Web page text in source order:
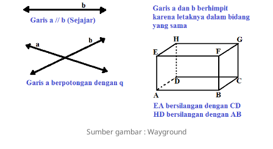
Sumber gambar : Wayground